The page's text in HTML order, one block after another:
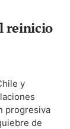
reinicio
y
progresiva
de